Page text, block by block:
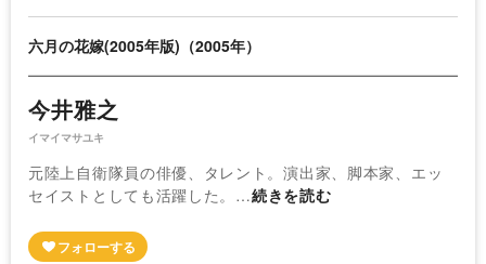
六月の花嫁(2005年版)（2005年）
今井雅之
イマイマサユキ
元陸上自衛隊員の俳優、タレント。演出家、脚本家、エッ
セイストとしても活躍した。…続きを読む